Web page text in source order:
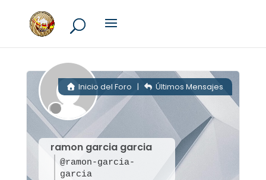
ramon garcia garcia
@ramon-garcia-
garcia
Inicio del Foro | Últimos Mensajes